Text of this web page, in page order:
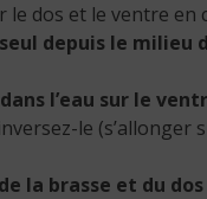
le dos et le ventre
depuis le milieu
l’eau sur le
le (s’allonger
la brasse et du